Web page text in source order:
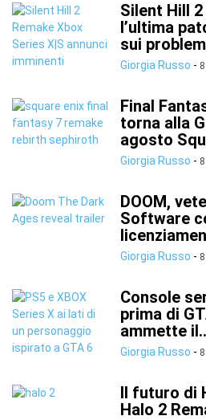
Silent Hill
l’ultima
sui
Giorgia Russo -
Final
torna alla
agosto
Giorgia Russo -
DOOM,
Software
Giorgia Russo -
Console
prima di
ammette
Giorgia Russo -
Il futuro di
Halo 2